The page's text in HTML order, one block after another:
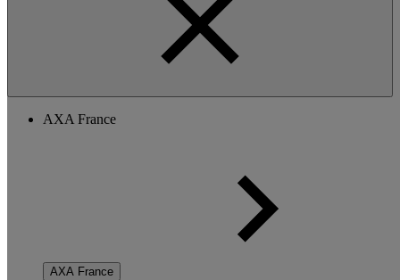
AXA France
AXA France